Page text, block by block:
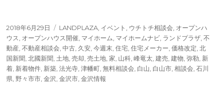
投
稿
日:
2018年6月29日
タ
グ
LANDPLAZA, イベント , ウチトチ相談会, オープンハ
ウス, オープンハウス開催, マイホーム, マイホームナビ, ランドプラザ,不
動産,不動産相談会,中古, 久安,今週末,住宅,住宅メーカー,価格改定,北
国新聞,北國新聞,土地,売却,売土地,家, 山科,峰竜太,建売,建物,弥勒, 新
着, 新着物件, 新築,法光寺,津幡町,無料相談会, 白山, 白山市,相談会,石川
県, 野々市市,金沢,金沢市,金沢情報